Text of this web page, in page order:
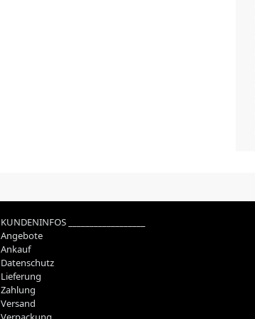
KUNDENINFOS __________________
Angebote
Ankauf
Datenschutz
Lieferung
Zahlung
Versand